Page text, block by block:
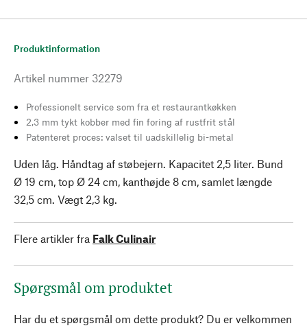
Produktinformation
Artikel nummer 32279
Professionelt service som fra et restaurantkøkken
2,3 mm tykt kobber med fin foring af rustfrit stål
Patenteret proces: valset til uadskillelig bi-metal
Uden låg. Håndtag af støbejern. Kapacitet 2,5 liter. Bund
Ø 19 cm, top Ø 24 cm, kanthøjde 8 cm, samlet længde
32,5 cm. Vægt 2,3 kg.
Flere artikler fra Falk Culinair
Spørgsmål om produktet
Har du et spørgsmål om dette produkt? Du er velkommen